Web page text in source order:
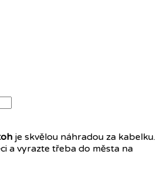
je skvělou náhradou za kabelku.
a vyrazte třeba do města na